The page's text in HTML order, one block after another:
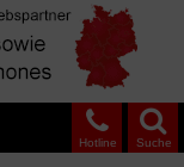
Suche
Hotline